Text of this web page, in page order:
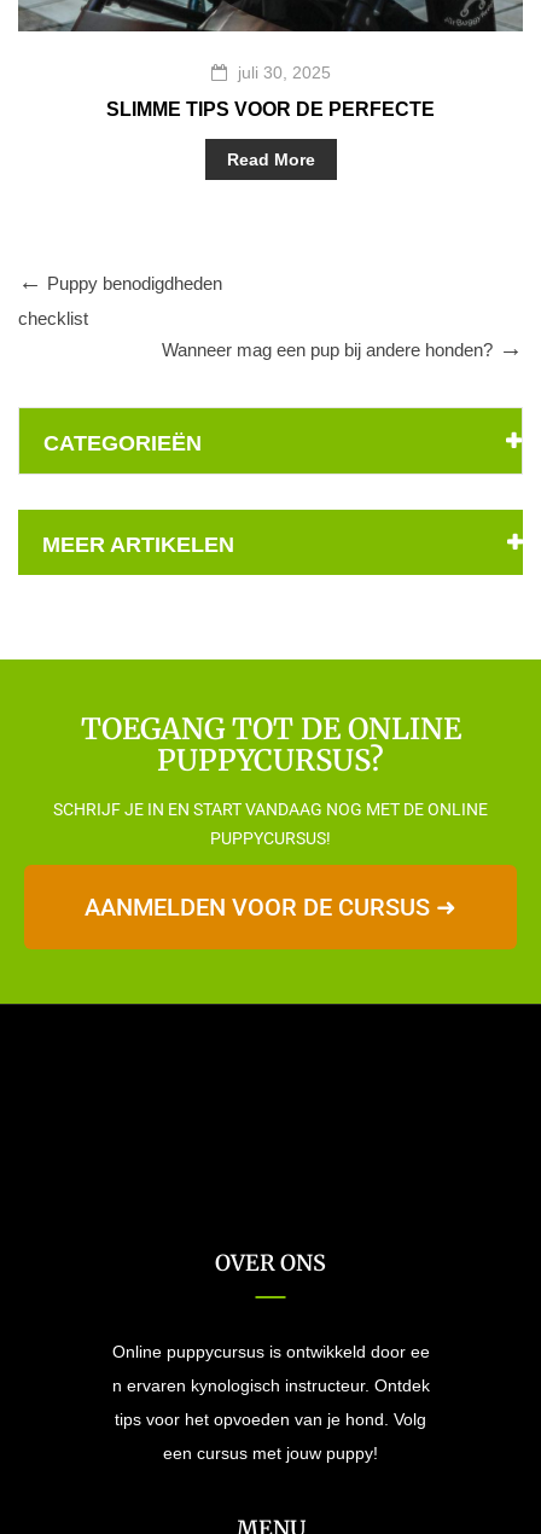
juli 30, 2025
SLIMME TIPS VOOR DE PERFECTE
Read More
Puppy benodigdheden
checklist
Wanneer mag een pup bij andere honden?
CATEGORIEËN
MEER ARTIKELEN
TOEGANG TOT DE ONLINE
PUPPYCURSUS?
SCHRIJF JE IN EN START VANDAAG NOG MET DE ONLINE
PUPPYCURSUS!
AANMELDEN VOOR DE CURSUS ➜
OVER ONS
Online puppycursus is ontwikkeld door ee
n ervaren kynologisch instructeur. Ontdek
tips voor het opvoeden van je hond. Volg
een cursus met jouw puppy!
MENU